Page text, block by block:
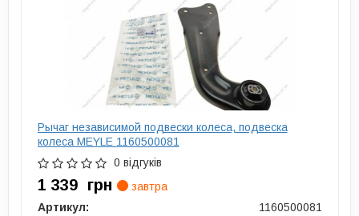
Рычаг независимой подвески колеса, подвеска
колеса MEYLE 1160500081
0 відгуків
1 339 грн
завтра
Артикул:
1160500081